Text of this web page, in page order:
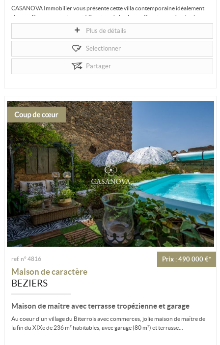
CASANOVA Immobilier vous présente cette villa contemporaine idéalement
située à Carnon, à seulement 50 mètres de la plage, offrant un cadre de vie...
Plus de détails
Sélectionner
Partager
Prix : 490 000 €*
ref. n° 4816
Maison de caractère
BEZIERS
Maison de maître avec terrasse tropézienne et garage
Au coeur d'un village du Biterrois avec commerces, jolie maison de maître de
la fin du XIXe de 236 m² habitables, avec garage (80 m²) et terrasse...